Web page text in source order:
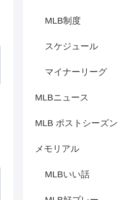
MLB制度
スケジュール
マイナーリーグ
MLBニュース
MLB ポストシーズン
メモリアル
MLBいい話